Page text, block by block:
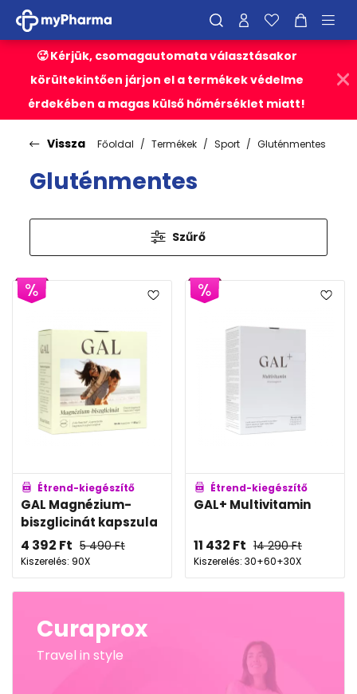
🥵 Kérjük, csomagautomata választásakor
körültekintően járjon el a termékek védelme
érdekében a magas külső hőmérséklet miatt!
Vissza Főoldal Termékek Sport Gluténmentes
Gluténmentes
Szűrő
Étrend-kiegészítő
GAL Magnézium-
biszglicinát kapszula
4 392 Ft 5 490Ft
Kiszerelés: 90X
Étrend-kiegészítő
GAL+ Multivitamin
11 432 Ft 14 290Ft
Kiszerelés: 30+60+30X
Curaprox
Travel in style